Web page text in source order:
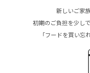
新しいご家
初期のご負担を少し
「フードを買い忘